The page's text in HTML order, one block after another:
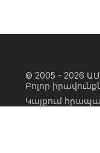
© 2005 - 2026
Բոլոր
Կայքում